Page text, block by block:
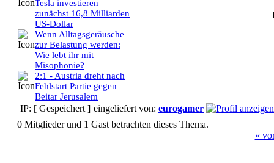
Tesla investieren
zunächst 16,8 Milliarden
US-Dollar
Wenn Alltagsgeräusche
zur Belastung werden:
Wie lebt ihr mit
Misophonie?
2:1 - Austria dreht nach
Fehlstart Partie gegen
Beitar Jerusalem
IP: [ Gespeichert ] eingeliefert von: eurogamer
0 Mitglieder und 1 Gast betrachten dieses Thema.
«